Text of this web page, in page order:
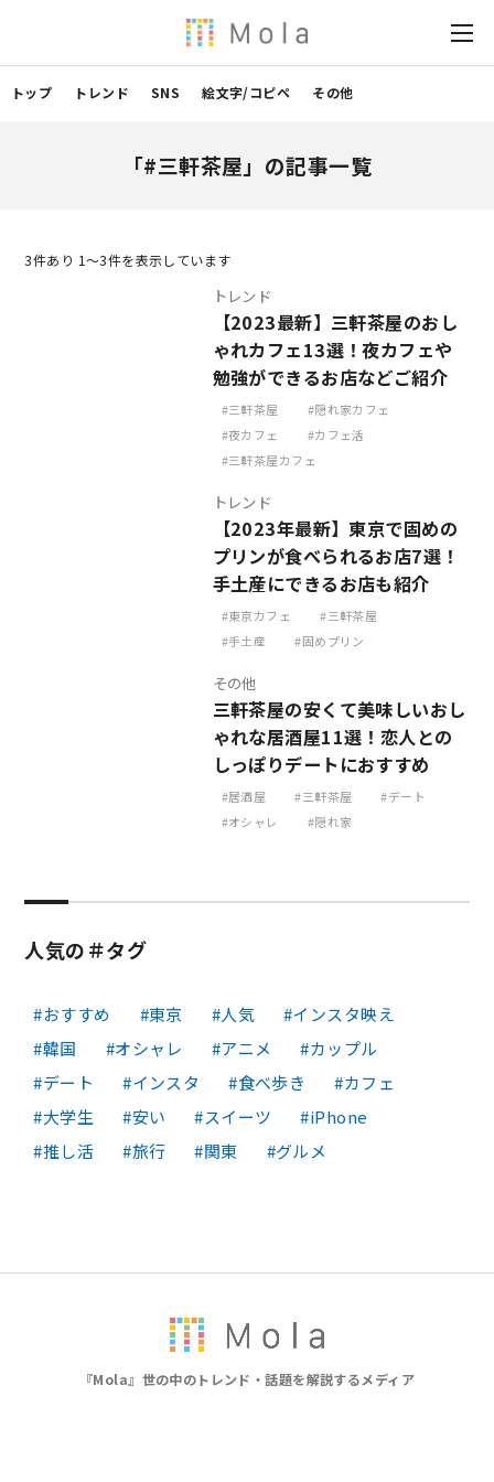
トップ トレンド SNS 絵文字/コピペ その他
「#三軒茶屋」の記事一覧
3件あり 1〜3件を表示しています
トレンド
【2023最新】三軒茶屋のおし
ゃれカフェ13選！夜カフェや
勉強ができるお店などご紹介
三軒茶屋
隠れ家カフェ
夜カフェ
カフェ活
三軒茶屋カフェ
トレンド
【2023年最新】東京で固めの
プリンが食べられるお店7選！
手土産にできるお店も紹介
東京カフェ
三軒茶屋
手土産
固めプリン
その他
三軒茶屋の安くて美味しいおし
ゃれな居酒屋11選！恋人との
しっぽりデートにおすすめ
居酒屋 三軒茶屋
デート
オシャレ
隠れ家
人気の＃タグ
おすすめ 東京 人気
インスタ映え
韓国
オシャレ アニメ
カップル
デート
インスタ 食べ歩き
カフェ
大学生
安い スイーツ
iPhone
推し活
旅行 関東 グルメ
『Mola』世の中のトレンド・話題を解説するメディア